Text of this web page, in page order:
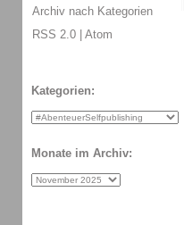
Archiv nach Kategorien
RSS 2.0 | Atom
Kategorien:
Monate im Archiv: